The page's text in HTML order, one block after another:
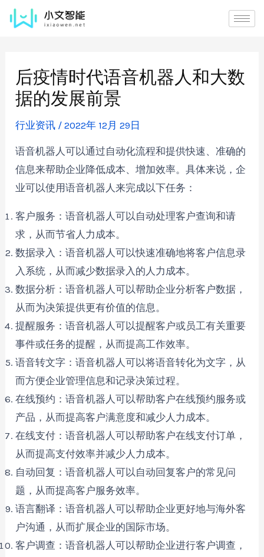
后疫情时代语音机器人和大数
据的发展前景
行业资讯 /2022年 12月 29日
语音机器人可以通过自动化流程和提供快速、准确的
信息来帮助企业降低成本、增加效率。具体来说，企
业可以使用语音机器人来完成以下任务：
客户服务：语音机器人可以自动处理客户查询和请
求，从而节省人力成本。
数据录入：语音机器人可以快速准确地将客户信息录
入系统，从而减少数据录入的人力成本。
数据分析：语音机器人可以帮助企业分析客户数据，
从而为决策提供更有价值的信息。
提醒服务：语音机器人可以提醒客户或员工有关重要
事件或任务的提醒，从而提高工作效率。
语音转文字：语音机器人可以将语音转化为文字，从
而方便企业管理信息和记录决策过程。
在线预约：语音机器人可以帮助客户在线预约服务或
产品，从而提高客户满意度和减少人力成本。
在线支付：语音机器人可以帮助客户在线支付订单，
从而提高支付效率并减少人力成本。
自动回复：语音机器人可以自动回复客户的常见问
题，从而提高客户服务效率。
语言翻译：语音机器人可以帮助企业更好地与海外客
户沟通，从而扩展企业的国际市场。
客户调查：语音机器人可以帮助企业进行客户调查，